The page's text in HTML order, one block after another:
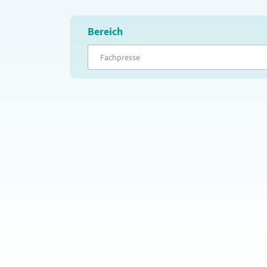
Bereich
Fachpresse